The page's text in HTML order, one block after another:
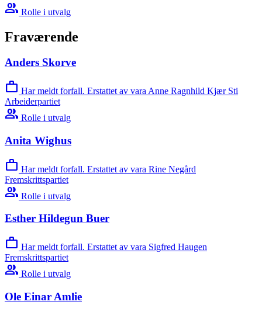
group Rolle i utvalg
Fraværende
Anders Skorve
work Har meldt forfall. Erstattet av vara Anne Ragnhild Kjær Sti
Arbeiderpartiet
group Rolle i utvalg
Anita Wighus
work Har meldt forfall. Erstattet av vara Rine Negård
Fremskrittspartiet
group Rolle i utvalg
Esther Hildegun Buer
work Har meldt forfall. Erstattet av vara Sigfred Haugen
Fremskrittspartiet
group Rolle i utvalg
Ole Einar Amlie